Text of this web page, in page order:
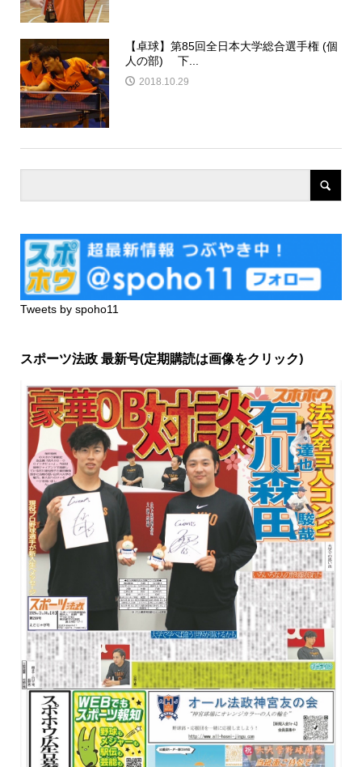
【卓球】第85回全日本大学総合選手権 (個
人の部) 下...
2018.10.29
Tweets by spoho11
スポーツ法政 最新号(定期購読は画像をクリック)